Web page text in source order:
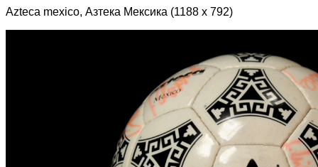
Azteca mexico, Азтека Мексика (1188 х 792)